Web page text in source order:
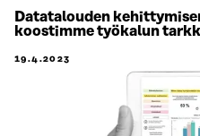
Datatalouden
koostimme työkalun
19.4.2023